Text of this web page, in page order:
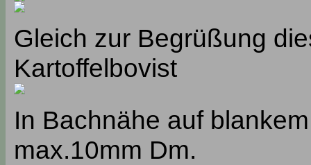
Gleich zur Begrüßung
Kartoffelbovist
In Bachnähe auf
max.10mm Dm.